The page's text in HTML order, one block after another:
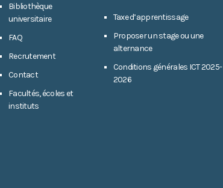
Bibliothèque
universitaire
FAQ
Recrutement
Contact
Facultés, écoles et
instituts
Taxe d’apprentissage
Proposer un stage ou une
alternance
Conditions générales ICT 2025-
2026